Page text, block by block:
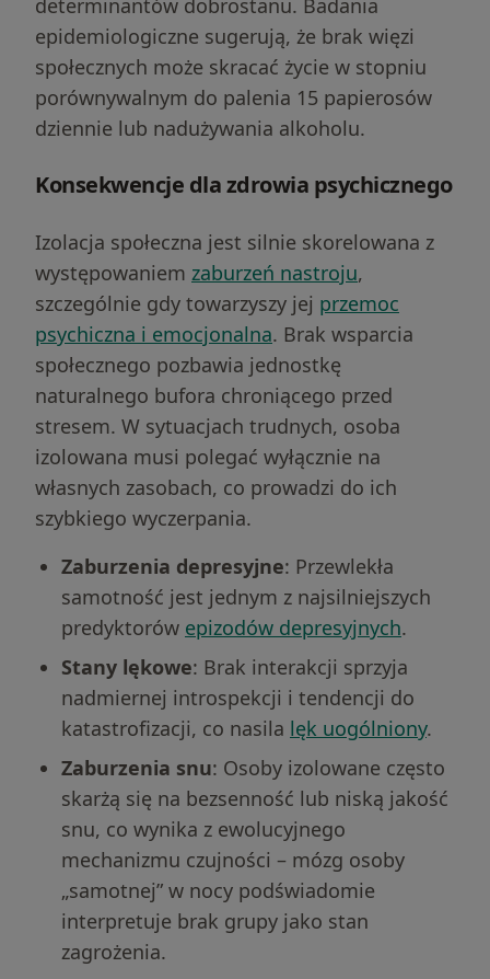
determinantów dobrostanu. Badania
epidemiologiczne sugerują, że brak więzi
społecznych może skracać życie w stopniu
porównywalnym do palenia 15 papierosów
dziennie lub nadużywania alkoholu.
Konsekwencje dla zdrowia psychicznego
Izolacja społeczna jest silnie skorelowana z
występowaniem zaburzeń nastroju,
szczególnie gdy towarzyszy jej przemoc
psychiczna i emocjonalna. Brak wsparcia
społecznego pozbawia jednostkę
naturalnego bufora chroniącego przed
stresem. W sytuacjach trudnych, osoba
izolowana musi polegać wyłącznie na
własnych zasobach, co prowadzi do ich
szybkiego wyczerpania.
Zaburzenia depresyjne: Przewlekła
samotność jest jednym z najsilniejszych
predyktorów epizodów depresyjnych.
Stany lękowe: Brak interakcji sprzyja
nadmiernej introspekcji i tendencji do
katastrofizacji, co nasila lęk uogólniony.
Zaburzenia snu: Osoby izolowane często
skarżą się na bezsenność lub niską jakość
snu, co wynika z ewolucyjnego
mechanizmu czujności – mózg osoby
„samotnej” w nocy podświadomie
interpretuje brak grupy jako stan
zagrożenia.